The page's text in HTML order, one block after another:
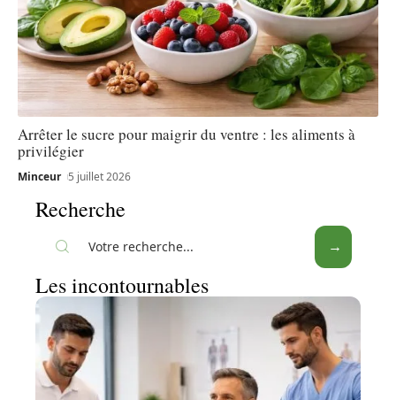
Arrêter le sucre pour maigrir du ventre : les aliments à
privilégier
Minceur 5 juillet 2026
Recherche
Les incontournables